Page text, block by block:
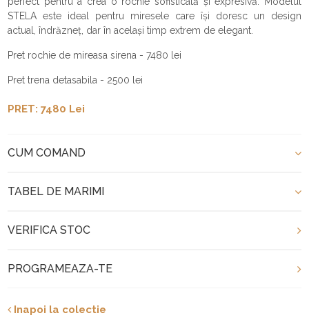
STELA este ideal pentru miresele care își doresc un design
actual, îndrăzneț, dar în același timp extrem de elegant.
Pret rochie de mireasa sirena - 7480 lei
Pret trena detasabila - 2500 lei
PRET: 7480 Lei
CUM COMAND
TABEL DE MARIMI
VERIFICA STOC
PROGRAMEAZA-TE
Inapoi la colectie